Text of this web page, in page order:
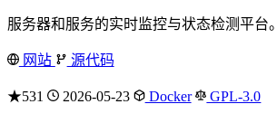
服务器和服务的实时监控与状态检测平台。
网站 源代码
★531 2026-05-23 Docker GPL-3.0